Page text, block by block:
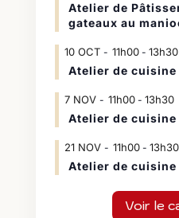
Atelier de
gateaux au
10 OCT 11h00- 13h30
Atelier de cuisine
7 NOV 11h00- 13h30
Atelier de cuisine
21 NOV 11h00- 13h30
Atelier de cuisine
Voir le